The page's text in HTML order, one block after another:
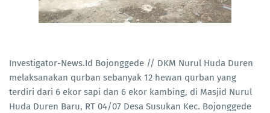
Investigator-News.Id Bojonggede // DKM Nurul Huda Duren
melaksanakan qurban sebanyak 12 hewan qurban yang
terdiri dari 6 ekor sapi dan 6 ekor kambing, di Masjid Nurul
Huda Duren Baru, RT 04/07 Desa Susukan Kec. Bojonggede